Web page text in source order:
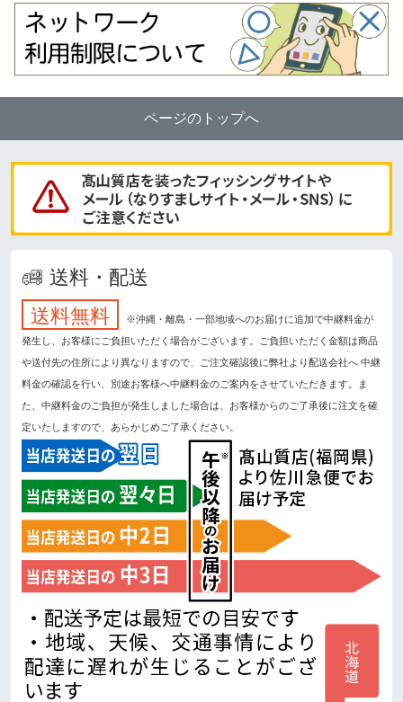
ページのトップへ
送料・配送
送料無料
※沖縄・離島・一部地域へのお届けに追加で中継料金が
発生し、お客様にご負担いただく場合がございます。ご負担いただく金額は商品
や送付先の住所により異なりますので、ご注文確認後に弊社より配送会社へ 中継
料金の確認を行い、別途お客様へ中継料金のご案内をさせていただきます。ま
た、中継料金のご負担が発生しました場合は、お客様からのご了承後に注文を確
定いたしますので、あらかじめご了承ください。